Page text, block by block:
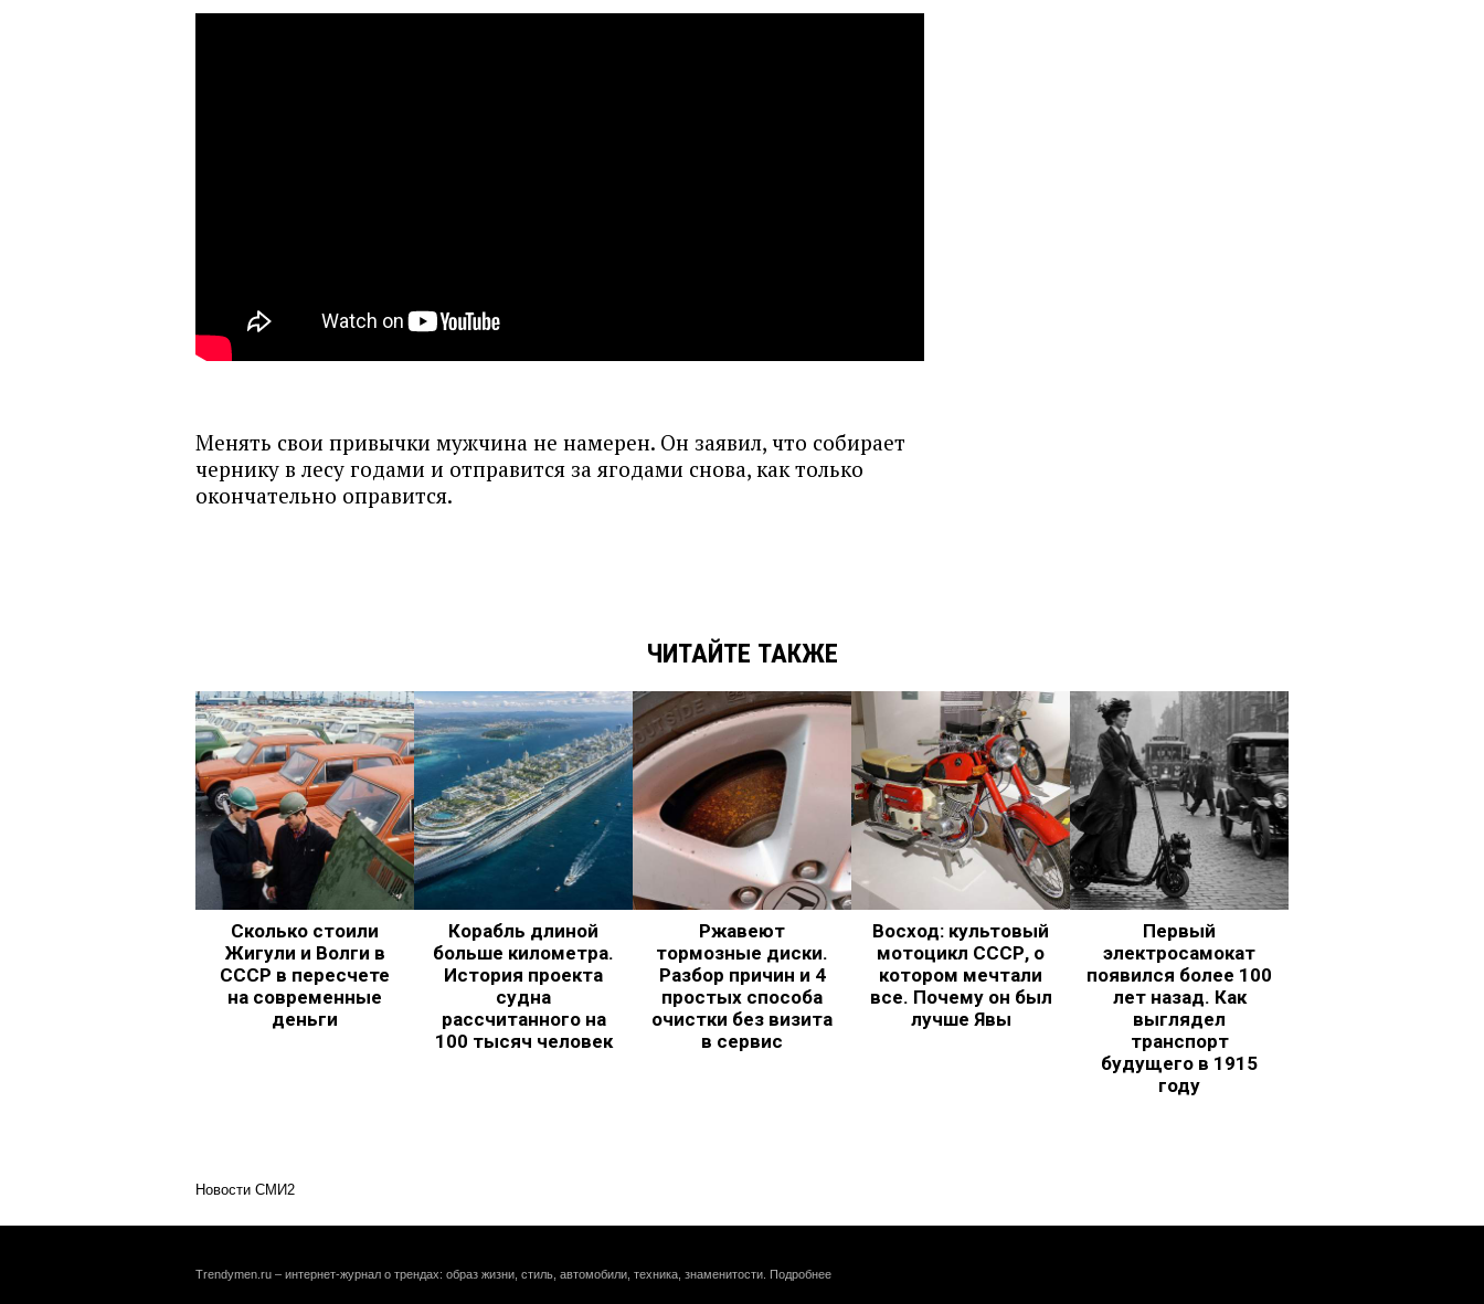
Менять свои привычки мужчина не намерен. Он заявил, что собирает
чернику в лесу годами и отправится за ягодами снова, как только
окончательно оправится.
ЧИТАЙТЕ ТАКЖЕ
Сколько стоили
Жигули и Волги в
СССР в пересчете
на современные
деньги
Корабль длиной
больше километра.
История проекта
судна
рассчитанного на
100 тысяч человек
Ржавеют
тормозные диски.
Разбор причин и 4
простых способа
очистки без визита
в сервис
Восход: культовый
мотоцикл СССР, о
котором мечтали
все. Почему он был
лучше Явы
Первый
электросамокат
появился более 100
лет назад. Как
выглядел
транспорт
будущего в 1915
году
Новости СМИ2
Trendymen.ru – интернет-журнал о трендах: образ жизни, стиль, автомобили, техника, знаменитости. Подробнее